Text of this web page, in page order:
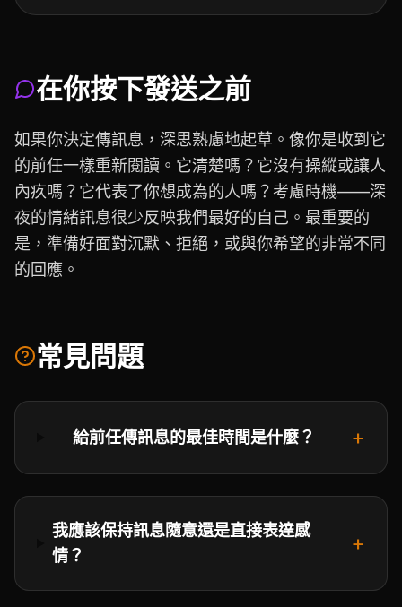
在你按下發送之前
如果你決定傳訊息，深思熟慮地起草。像你是收到它
的前任一樣重新閱讀。它清楚嗎？它沒有操縱或讓人
內疚嗎？它代表了你想成為的人嗎？考慮時機——深
夜的情緒訊息很少反映我們最好的自己。最重要的
是，準備好面對沉默、拒絕，或與你希望的非常不同
的回應。
常見問題
給前任傳訊息的最佳時間是什麼？ +
我應該保持訊息隨意還是直接表達感
情？
+